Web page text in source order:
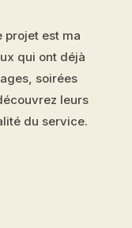
projet est ma
qui ont déjà
soirées
leurs
du service.